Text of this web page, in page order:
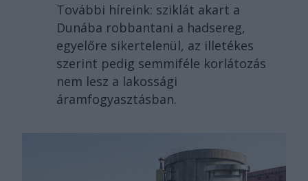
További híreink: sziklát akart a
Dunába robbantani a hadsereg,
egyelőre sikertelenül, az illetékes
szerint pedig semmiféle korlátozás
nem lesz a lakossági
áramfogyasztásban.